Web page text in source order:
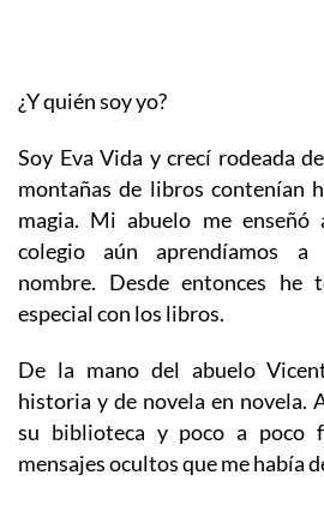
¿Y quién soy yo?
Soy Eva Vida y crecí rodeada
montañas de libros contenían
magia. Mi abuelo me
colegio aún aprendíamos a
nombre. Desde entonces he
especial con los libros.
De la mano del abuelo
historia y de novela en novela.
su biblioteca y poco a poco
mensajes ocultos que me había